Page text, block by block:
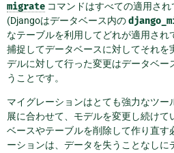
migrate コマンドはすべての適用さ
(Djangoはデータベース内の
なテーブルを利用してどれが適用され
捕捉してデータベースに対してそれを
デルに対して行った変更はデータベー
うことです。
マイグレーションはとても強力なツー
展に合わせて、モデルを変更し続けて
ベースやテーブルを削除して作り直す
ーションは、データを失うことなしに